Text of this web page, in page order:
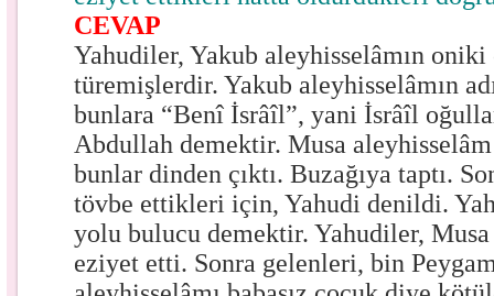
CEVAP
Yahudiler, Yakub aleyhisselâmın
türemişlerdir. Yakub aleyhisselâmın
bunlara “Benî İsrâîl”, yani İsrâîl
Abdullah demektir. Musa
bunlar dinden çıktı. Buzağıya taptı.
tövbe ettikleri için, Yahudi denildi.
yolu bulucu demektir. Yahudiler,
eziyet etti. Sonra gelenleri, bin